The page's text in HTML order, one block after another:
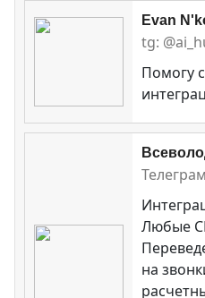
Evan
tg:
Помогу
Любые
на